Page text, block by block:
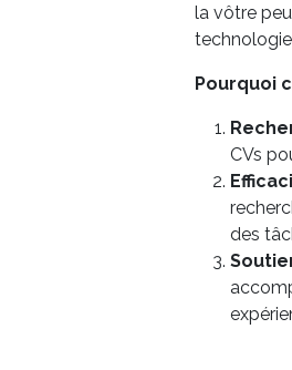
la vôtre
Pourquoi
CVs
des